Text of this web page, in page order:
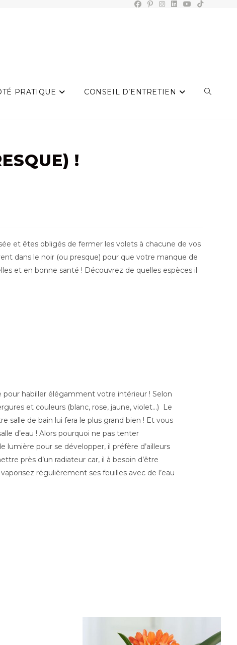
PRATIQUE CONSEIL D’ENTRETIEN TOGGLE
!
et êtes obligés de fermer les volets à chacune de vos
dans le noir (ou presque) pour que votre manque de
et en bonne santé ! Découvrez de quelles espèces il
pour habiller élégamment votre intérieur ! Selon
et couleurs (blanc, rose, jaune, violet…) Le
salle de bain lui fera le plus grand bien ! Et vous
d’eau ! Alors pourquoi ne pas tenter
lumière pour se développer, il préfère d’ailleurs
près d’un radiateur car, il à besoin d’être
régulièrement ses feuilles avec de l’eau